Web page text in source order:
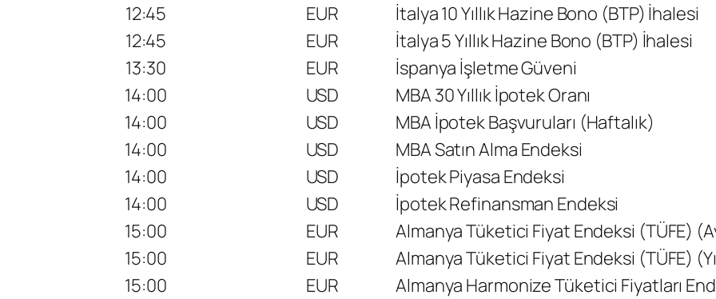
12:45
EUR
İtalya 10 Yıllık Hazine Bono (BTP) İhalesi
12:45
EUR
İtalya 5 Yıllık Hazine Bono (BTP) İhalesi
13:30
EUR
İspanya İşletme Güveni
14:00
USD
MBA 30 Yıllık İpotek Oranı
14:00
USD
MBA İpotek Başvuruları (Haftalık)
14:00
USD
MBA Satın Alma Endeksi
14:00
USD
İpotek Piyasa Endeksi
14:00
USD
İpotek Refinansman Endeksi
15:00
EUR
Almanya Tüketici Fiyat Endeksi (TÜFE)
15:00
EUR
Almanya Tüketici Fiyat Endeksi (TÜFE)
15:00
EUR
Almanya Harmonize Tüketici Fiyatları